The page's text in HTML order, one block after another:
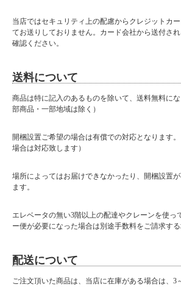
当店ではセキュリティ上の配慮からクレジットカ
てお送りしておりません。カード会社から送付さ
確認ください。
送料について
商品は特に記入のあるものを除いて、送料無料に
部商品・一部地域は除く）
開梱設置ご希望の場合は有償での対応となります
場合は対応致します）
場所によってはお届けできなかったり、開梱設置
ます。
エレベータの無い3階以上の配達やクレーンを使っ
ー便が必要になった場合は別途手数料をご請求する
配送について
ご注文頂いた商品は、当店に在庫がある場合は、3